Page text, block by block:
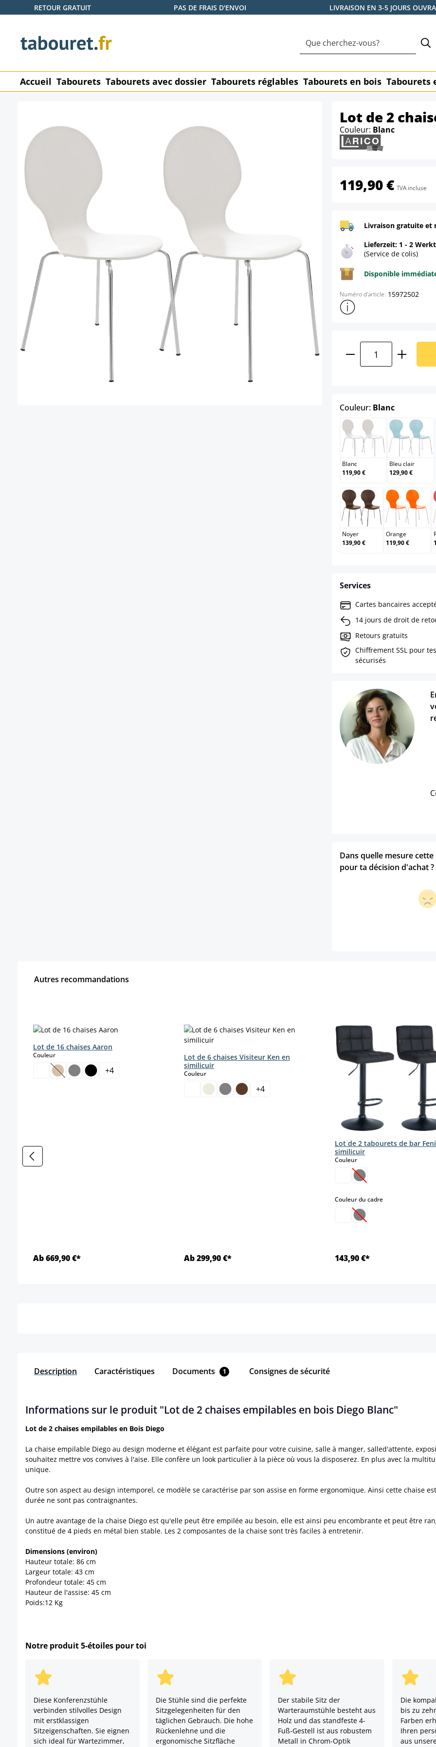
au contenu principal
Passer à la recherche
Passer à la navigation principale
RETOUR GRATUIT PAS DE FRAIS D'ENVOI LIVRAISON EN 3-5 JOURS
Accueil Tabourets Tabourets avec dossier Tabourets réglables Tabourets en bois Tabourets
Lot de 2
Couleur: Blanc
119,90 € TVA incluse
Livraison gratuite et
Lieferzeit: 1 - 2
(Service de colis)
Disponible
Numéro d'article: 15972502
Afficher plus d'informations
Quantité de
Couleur: Blancselect
Blanc
Blanc
119,90 €
Bleu
Bleu clair
129,90 €
Noyer
Noyer
139,90 €
Orange
Orange
119,90 €
Services
Cartes bancaires
14 jours de droit de
Retours gratuits
Chiffrement SSL pour
sécurisés
Dans quelle mesure
pour ta décision d'achat ?
Autres recommandations
Lot de 16 chaises Aaron
Couleurselect
(Cette option n'est pas disponible pour le moment.)
+4
Ab 669,90 €*
Lot de 6 chaises Visiteur Ken en
similicuir
Couleurselect
+4
Ab 299,90 €*
Lot de 2 tabourets de bar Feni
similicuir
Couleurselect
(Cette option n'est pas
Couleur du cadreselect
(Cette option n'est pas
143,90 €*
Description Caractéristiques Documents 1 Consignes de sécurité
Informations sur le produit "Lot de 2 chaises empilables en bois Diego Blanc"
Lot de 2 chaises empilables en Bois Diego
La chaise empilable Diego au design moderne et élégant est parfaite pour votre cuisine, salle à manger, salled'attente,
souhaitez mettre vos convives à l'aise. Elle confère un look particulier à la pièce où vous la disposerez. En plus avec la
unique.
Outre son aspect au design intemporel, ce modèle se caractérise par son assise en forme ergonomique. Ainsi cette chaise
durée ne sont pas contraignantes.
Un autre avantage de la chaise Diego est qu'elle peut être empilée au besoin, elle est ainsi peu encombrante et peut être
constitué de 4 pieds en métal bien stable. Les 2 composantes de la chaise sont très faciles à entretenir.
Dimensions (environ)
Hauteur totale: 86 cm
Largeur totale: 43 cm
Profondeur totale: 45 cm
Hauteur de l'assise: 45 cm
Poids:12 Kg
Notre produit 5-étoiles pour toi
Diese Konferenzstühle
verbinden stilvolles Design
mit erstklassigen
Sitzeigenschaften. Sie eignen
sich ideal für Wartezimmer,
Die Stühle sind die perfekte
Sitzgelegenheiten für den
täglichen Gebrauch. Die hohe
Rückenlehne und die
ergonomische Sitzfläche
Der stabile Sitz der
Warteraumstühle besteht aus
Holz und das standfeste 4-
Fuß-Gestell ist aus robustem
Metall in Chrom-Optik
Die
bis zu
Farben
Ihren
aus